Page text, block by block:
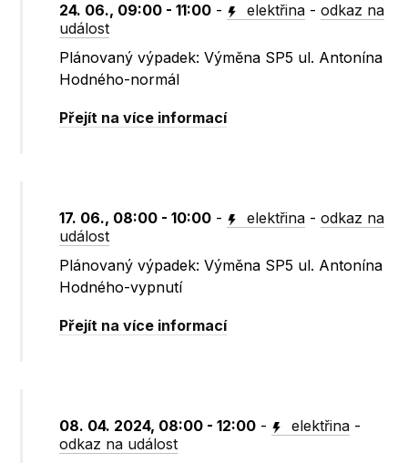
24. 06., 09:00 - 11:00 - elektřina -odkaz na
událost
Plánovaný výpadek: Výměna SP5 ul. Antonína
Hodného-normál
Přejít na více informací
17. 06., 08:00 - 10:00 - elektřina -odkaz na
událost
Plánovaný výpadek: Výměna SP5 ul. Antonína
Hodného-vypnutí
Přejít na více informací
08. 04. 2024, 08:00 - 12:00 - elektřina -
odkaz na událost